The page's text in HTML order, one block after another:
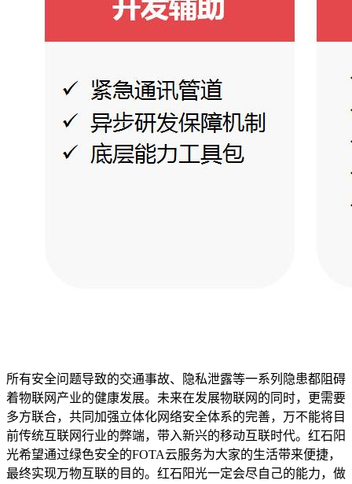
所有安全问题导致的交通事故、隐私泄露等一系列隐患都阻碍
着物联网产业的健康发展。未来在发展物联网的同时，更需要
多方联合，共同加强立体化网络安全体系的完善，万不能将目
前传统互联网行业的弊端，带入新兴的移动互联时代。红石阳
光希望通过绿色安全的FOTA云服务为大家的生活带来便捷，
最终实现万物互联的目的。红石阳光一定会尽自己的能力，做